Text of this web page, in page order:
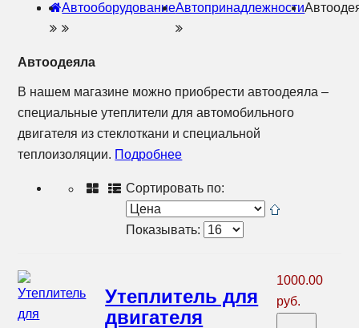
АвтооборудованиеАвтопринадлежности
Автоодеяла
В нашем магазине можно приобрести автоодеяла –
специальные утеплители для автомобильного
двигателя из стеклоткани и специальной
теплоизоляции. Подробнее
Сортировать по:
Показывать:
Утеплитель для
двигателя
1000.00
руб.